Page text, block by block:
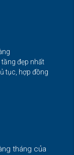
đẹp nhất
tục, hợp đồng
tháng của